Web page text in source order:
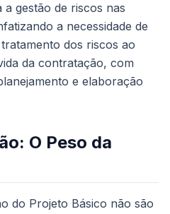
gestão de riscos nas
a necessidade de
dos riscos ao
da contratação, com
e elaboração
O Peso da
do Projeto Básico não são